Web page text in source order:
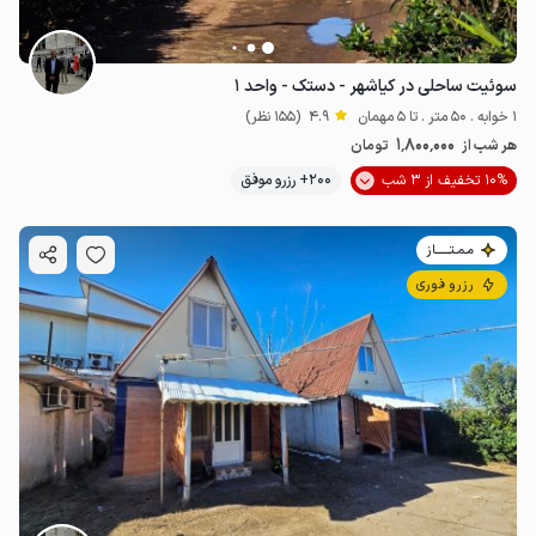
سوئیت ساحلی در کیاشهر - دستک - واحد ۱
1 خوابه . 50 متر . تا 5 مهمان 4.9 (155 نظر)
هر شب از 1٬800٬000 تومان
10% تخفیف از 3 شب
200+ رزرو موفق
مـمـتــــــاز
رزرو فوری